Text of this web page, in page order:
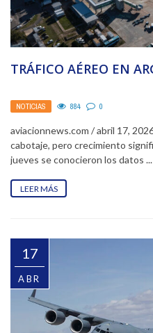
TRÁFICO AÉREO EN
NOTICIAS 884 0
aviacionnews.com / abril 17,
cabotaje, pero crecimiento
jueves se conocieron los datos ...
LEER MÁS
17
ABR